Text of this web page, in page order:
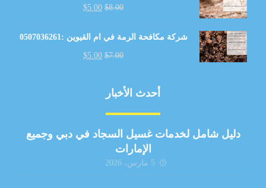
$8.00
$5.00
شركة مكافحة الرمة في ام القيوين :0507036261
$7.00
$5.00
أحدث الأخبار
دليل شامل لخدمات غسيل السجاد في دبي وجميع
الإمارات
5 مارس، 2026